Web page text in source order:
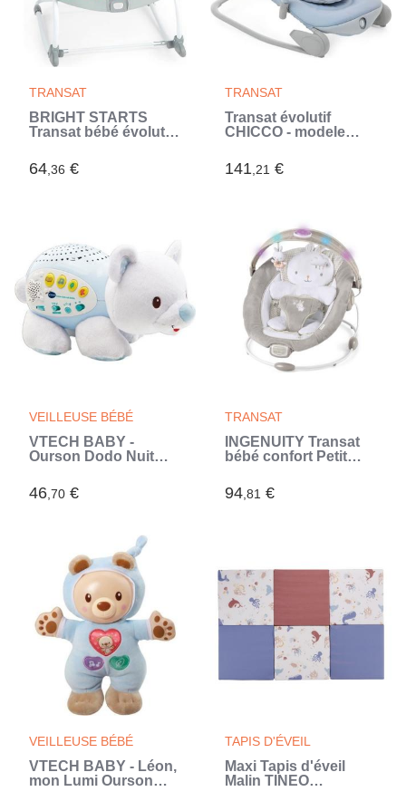
TRANSAT
BRIGHT STARTS
Transat bébé évolutif
Vibrations
apaisantes, 2
64,36 €
TRANSAT
Transat évolutif
CHICCO - modele
musical, avec arche
jouet et vibration
141,21 €
VEILLEUSE BÉBÉ
VTECH BABY -
Ourson Dodo Nuit
46,70 €
TRANSAT
INGENUITY Transat
bébé confort Petit
lumineuse, Coussin
réducteur amovible,
94,81 €
VEILLEUSE BÉBÉ
VTECH BABY - Léon,
mon Lumi Ourson
TAPIS D'ÉVEIL
Maxi Tapis d'éveil
Malin TINEO